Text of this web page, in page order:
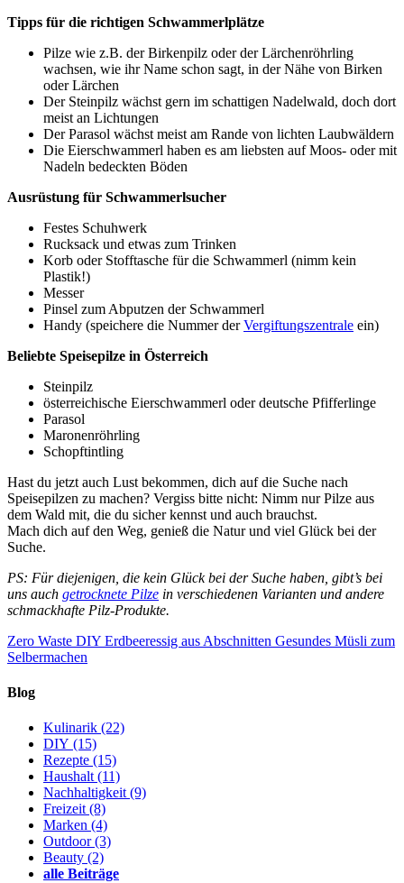
Tipps für die richtigen Schwammerlplätze
Pilze wie z.B. der Birkenpilz oder der Lärchenröhrling
wachsen, wie ihr Name schon sagt, in der Nähe von Birken
oder Lärchen
Der Steinpilz wächst gern im schattigen Nadelwald, doch dort
meist an Lichtungen
Der Parasol wächst meist am Rande von lichten Laubwäldern
Die Eierschwammerl haben es am liebsten auf Moos- oder mit
Nadeln bedeckten Böden
Ausrüstung für Schwammerlsucher
Festes Schuhwerk
Rucksack und etwas zum Trinken
Korb oder Stofftasche für die Schwammerl (nimm kein
Plastik!)
Messer
Pinsel zum Abputzen der Schwammerl
Handy (speichere die Nummer derVergiftungszentrale ein)
Beliebte Speisepilze in Österreich
Steinpilz
österreichische Eierschwammerl oder deutsche Pfifferlinge
Parasol
Maronenröhrling
Schopftintling
Hast du jetzt auch Lust bekommen, dich auf die Suche nach
Speisepilzen zu machen? Vergiss bitte nicht: Nimm nur Pilze aus
dem Wald mit, die du sicher kennst und auch brauchst.
Mach dich auf den Weg, genieß die Natur und viel Glück bei der
Suche.
PS: Für diejenigen, die kein Glück bei der Suche haben, gibt’s bei
uns auch getrocknete Pilze in verschiedenen Varianten und andere
schmackhafte Pilz-Produkte.
Zero Waste DIY Erdbeeressig aus Abschnitten Gesundes Müsli zum
Selbermachen
Blog
Kulinarik (22)
DIY (15)
Rezepte (15)
Haushalt (11)
Nachhaltigkeit (9)
Freizeit (8)
Marken (4)
Outdoor(3)
Beauty (2)
alle Beiträge